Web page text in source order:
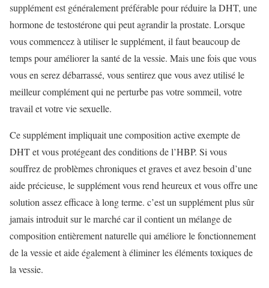
supplément est généralement préférable pour réduire la DHT, une
hormone de testostérone qui peut agrandir la prostate. Lorsque
vous commencez à utiliser le supplément, il faut beaucoup de
temps pour améliorer la santé de la vessie. Mais une fois que vous
vous en serez débarrassé, vous sentirez que vous avez utilisé le
meilleur complément qui ne perturbe pas votre sommeil, votre
travail et votre vie sexuelle.
Ce supplément impliquait une composition active exempte de
DHT et vous protégeant des conditions de l’HBP. Si vous
souffrez de problèmes chroniques et graves et avez besoin d’une
aide précieuse, le supplément vous rend heureux et vous offre une
solution assez efficace à long terme. c’est un supplément plus sûr
jamais introduit sur le marché car il contient un mélange de
composition entièrement naturelle qui améliore le fonctionnement
de la vessie et aide également à éliminer les éléments toxiques de
la vessie.